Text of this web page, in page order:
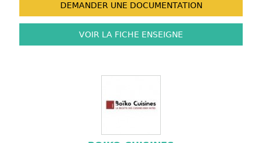
DEMANDER UNE DOCUMENTATION
VOIR LA FICHE ENSEIGNE